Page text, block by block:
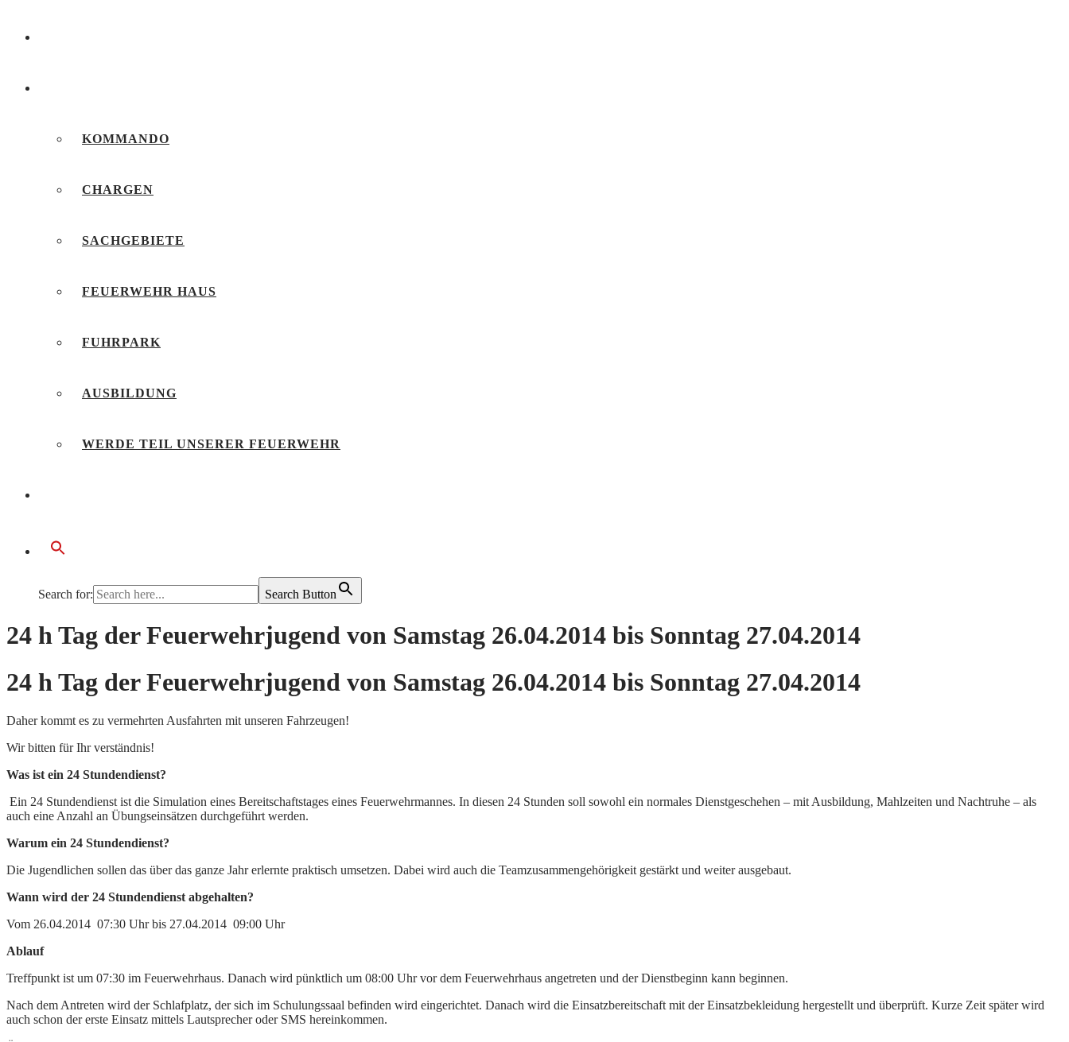
KOMMANDO
CHARGEN
SACHGEBIETE
FEUERWEHR HAUS
FUHRPARK
AUSBILDUNG
WERDE TEIL UNSERER FEUERWEHR
Search for: Search Button
24 h Tag der Feuerwehrjugend von Samstag 26.04.2014 bis Sonntag 27.04.2014
24 h Tag der Feuerwehrjugend von Samstag 26.04.2014 bis Sonntag 27.04.2014
Daher kommt es zu vermehrten Ausfahrten mit unseren Fahrzeugen!
Wir bitten für Ihr verständnis!
Was ist ein 24 Stundendienst?
Ein 24 Stundendienst ist die Simulation eines Bereitschaftstages eines Feuerwehrmannes. In diesen 24 Stunden soll sowohl ein normales Dienstgeschehen – mit Ausbildung, Mahlzeiten und Nachtruhe – als
auch eine Anzahl an Übungseinsätzen durchgeführt werden.
Warum ein 24 Stundendienst?
Die Jugendlichen sollen das über das ganze Jahr erlernte praktisch umsetzen. Dabei wird auch die Teamzusammengehörigkeit gestärkt und weiter ausgebaut.
Wann wird der 24 Stundendienst abgehalten?
Vom 26.04.2014 07:30 Uhr bis 27.04.2014 09:00 Uhr
Ablauf
Treffpunkt ist um 07:30 im Feuerwehrhaus. Danach wird pünktlich um 08:00 Uhr vor dem Feuerwehrhaus angetreten und der Dienstbeginn kann beginnen.
Nach dem Antreten wird der Schlafplatz, der sich im Schulungssaal befinden wird eingerichtet. Danach wird die Einsatzbereitschaft mit der Einsatzbekleidung hergestellt und überprüft. Kurze Zeit später wird
auch schon der erste Einsatz mittels Lautsprecher oder SMS hereinkommen.